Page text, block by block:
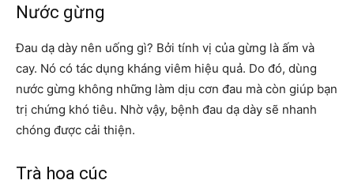
Nước gừng
Đau dạ dày nên uống gì? Bởi tính vị của gừng là ấm và
cay. Nó có tác dụng kháng viêm hiệu quả. Do đó, dùng
nước gừng không những làm dịu cơn đau mà còn giúp bạn
trị chứng khó tiêu. Nhờ vậy, bệnh đau dạ dày sẽ nhanh
chóng được cải thiện.
Trà hoa cúc